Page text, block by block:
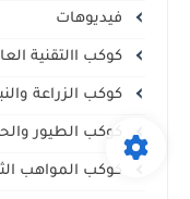
فيديوهات
كوكب االتقنية
كوكب الزراعة
كوكب الطيور
كوكب المواهب